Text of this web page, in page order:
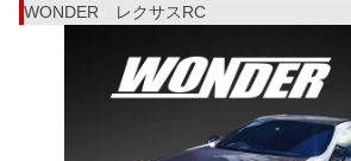
WONDER レクサスRC